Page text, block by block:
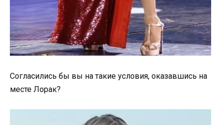
Согласились бы вы на такие условия, оказавшись на
месте Лорак?